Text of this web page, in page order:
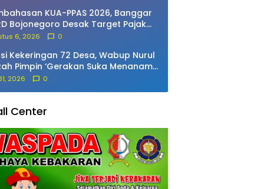
KUA-PPAS 2026, Banggar
Bojonegoro Desak Target Pajak
Diturunkan
6, 2026 0
Kekeringan 72 Desa, Wabup Nurul
Pimpin ‘Gerakan Suka Menanam’
2026 0
Center